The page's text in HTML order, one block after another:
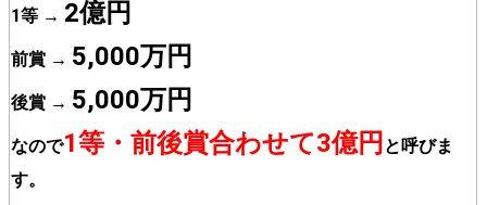
1等 → 2億円
前賞 → 5,000万円
後賞 → 5,000万円
なので1等・前後賞合わせて3億円 と呼びま
す。